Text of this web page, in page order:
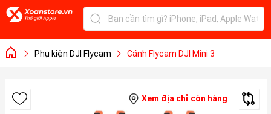
Phụ kiện DJI Flycam Cánh Flycam DJI Mini 3
Xem địa chỉ còn hàng